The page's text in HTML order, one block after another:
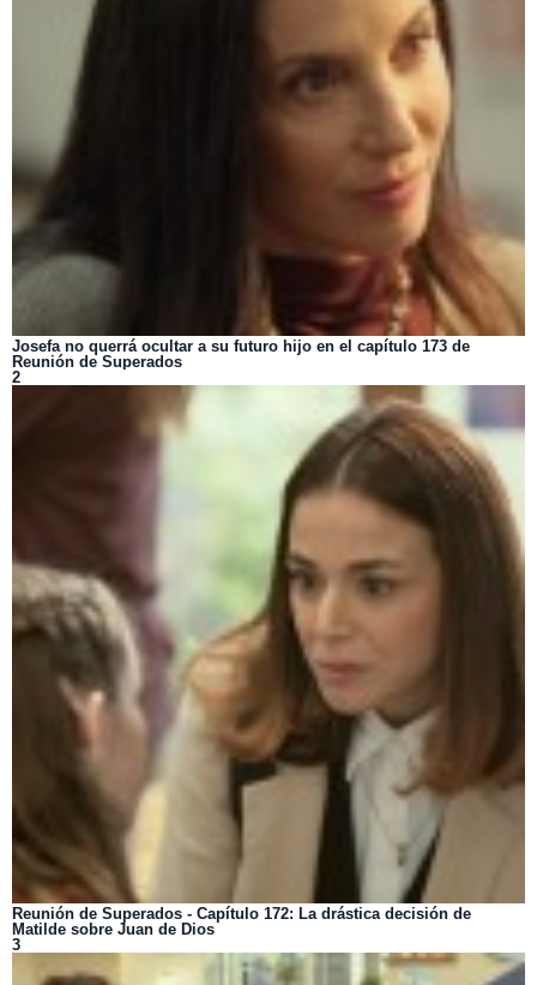
Josefa no querrá ocultar a su futuro hijo en el capítulo 173 de
Reunión de Superados
2
Reunión de Superados - Capítulo 172: La drástica decisión de
Matilde sobre Juan de Dios
3